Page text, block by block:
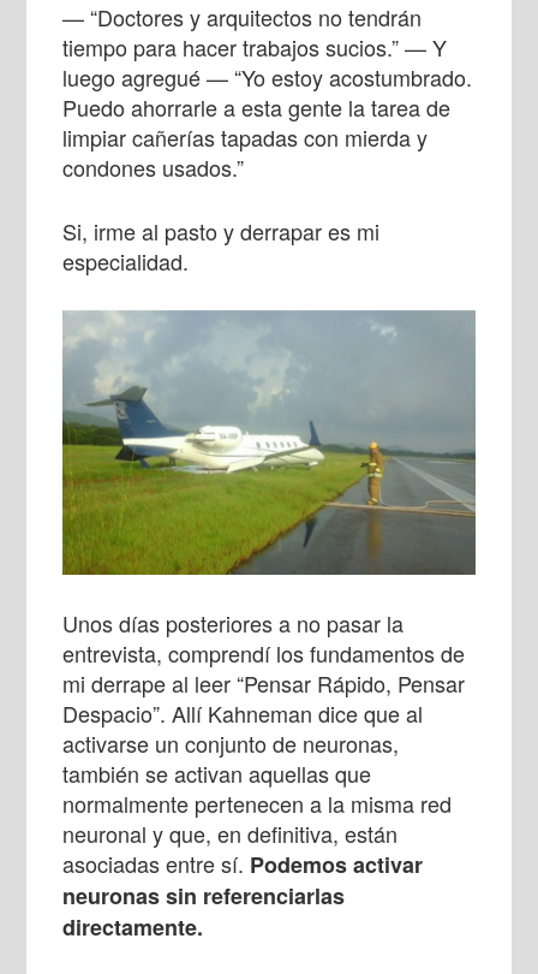
— “Doctores y arquitectos no tendrán
tiempo para hacer trabajos sucios.” — Y
luego agregué — “Yo estoy acostumbrado.
Puedo ahorrarle a esta gente la tarea de
limpiar cañerías tapadas con mierda y
condones usados.”
Si, irme al pasto y derrapar es mi
especialidad.
Unos días posteriores a no pasar la
entrevista, comprendí los fundamentos de
mi derrape al leer “Pensar Rápido, Pensar
Despacio”. Allí Kahneman dice que al
activarse un conjunto de neuronas,
también se activan aquellas que
normalmente pertenecen a la misma red
neuronal y que, en definitiva, están
asociadas entre sí. Podemos activar
neuronas sin referenciarlas
directamente.